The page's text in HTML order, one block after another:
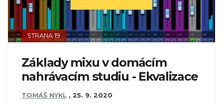
STRANA 19
Základy mixu v domácím
nahrávacím studiu - Ekvalizace
TOMÁŠ NYKL , 25. 9. 2020